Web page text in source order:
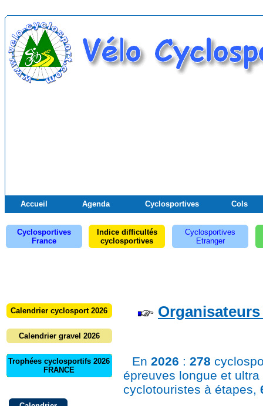
Accueil Agenda Cyclosportives Cols
Cyclosportives
France
Indice difficultés
cyclosportives
Cyclosportives
Etranger
Calendrier cyclosport 2026
Calendrier gravel 2026
Trophées cyclosportifs 2026
FRANCE
En 2026 : 278
épreuves longue et
cyclotouristes à étapes,